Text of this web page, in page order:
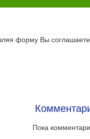
форму Вы
Пока